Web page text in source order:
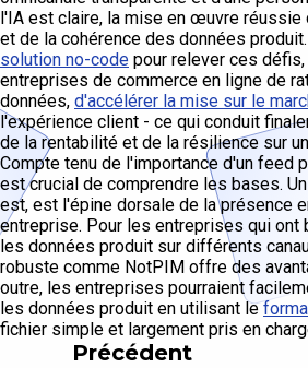
l'IA est claire, la mise en œuvre réussie
et de la cohérence des données produit.
solution no-code pour relever ces
entreprises de commerce en ligne de
données, d'accélérer la mise sur le
l'expérience client - ce qui conduit
de la rentabilité et de la résilience sur
Compte tenu de l'importance d'un feed
est crucial de comprendre les bases. Un
est, est l'épine dorsale de la présence
entreprise. Pour les entreprises qui ont
les données produit sur différents
robuste comme NotPIM offre des
outre, les entreprises pourraient
les données produit en utilisant le
fichier simple et largement pris en
Précédent